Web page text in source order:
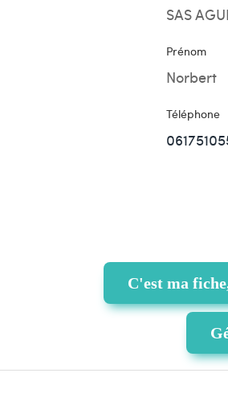
SAS
Prénom
Norbert
Téléphone
C'est ma